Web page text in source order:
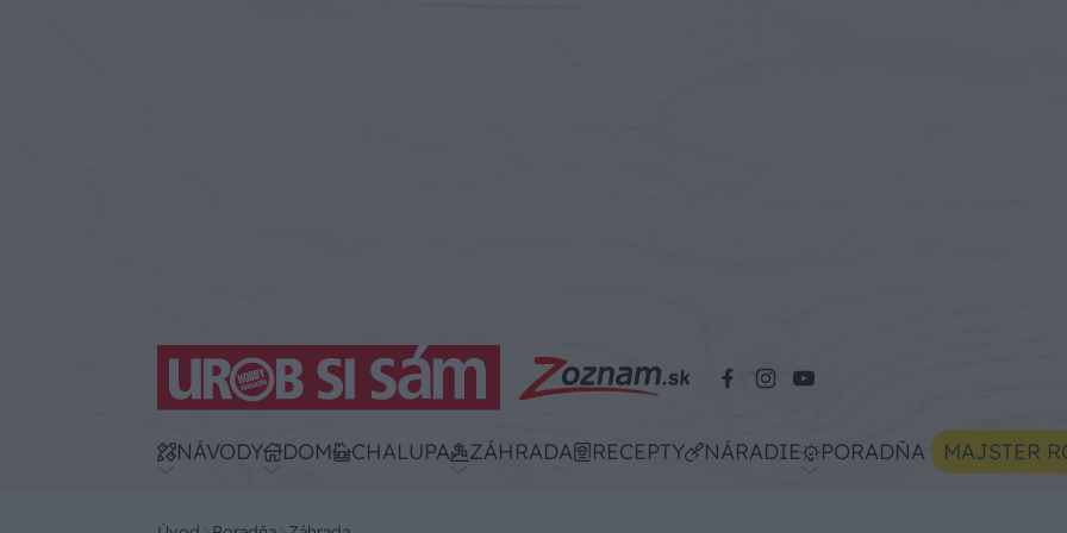
NÁVODY DOM CHALUPA ZÁHRADA RECEPTY NÁRADIE PORADŇA MAJSTER